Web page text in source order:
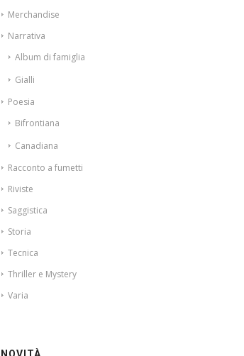
Merchandise
Narrativa
Album di famiglia
Gialli
Poesia
Bifrontiana
Canadiana
Racconto a fumetti
Riviste
Saggistica
Storia
Tecnica
Thriller e Mystery
Varia